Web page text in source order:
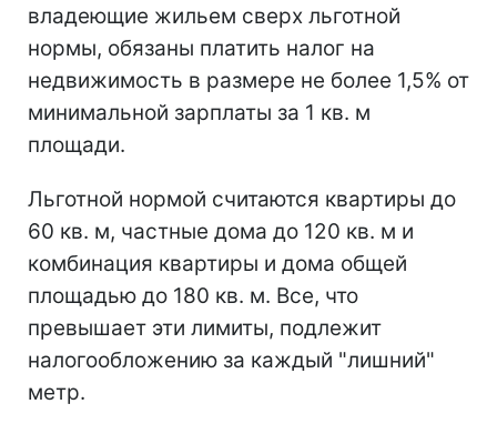
владеющие жильем сверх льготной
нормы, обязаны платить налог на
недвижимость в размере не более 1,5% от
минимальной зарплаты за 1 кв. м
площади.
Льготной нормой считаются квартиры до
60 кв. м, частные дома до 120 кв. м и
комбинация квартиры и дома общей
площадью до 180 кв. м. Все, что
превышает эти лимиты, подлежит
налогообложению за каждый "лишний"
метр.